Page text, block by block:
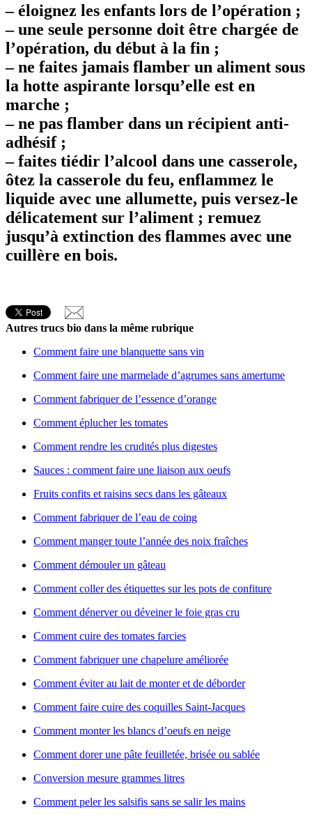
–éloignez les enfants lors de l’opération ;
–une seule personne doit être chargée de
l’opération, du début à la fin ;
–ne faites jamais flamber un aliment sous
la hotte aspirante lorsqu’elle est en
marche ;
–ne pas flamber dans un récipient anti-
adhésif ;
–faites tiédir l’alcool dans une casserole,
ôtez la casserole du feu, enflammez le
liquide avec une allumette, puis versez-le
délicatement sur l’aliment ; remuez
jusqu’à extinction des flammes avec une
cuillère en bois.
Autres trucs bio dans la même rubrique
Comment faire une blanquette sans vin
Comment faire une marmelade d’agrumes sans amertume
Comment fabriquer de l’essence d’orange
Comment éplucher les tomates
Comment rendre les crudités plus digestes
Sauces : comment faire une liaison aux oeufs
Fruits confits et raisins secs dans les gâteaux
Comment fabriquer de l’eau de coing
Comment manger toute l’année des noix fraîches
Comment démouler un gâteau
Comment coller des étiquettes sur les pots de confiture
Comment dénerver ou déveiner le foie gras cru
Comment cuire des tomates farcies
Comment fabriquer une chapelure améliorée
Comment éviter au lait de monter et de déborder
Comment faire cuire des coquilles Saint-Jacques
Comment monter les blancs d’oeufs en neige
Comment dorer une pâte feuilletée, brisée ou sablée
Conversion mesure grammes litres
Comment peler les salsifis sans se salir les mains